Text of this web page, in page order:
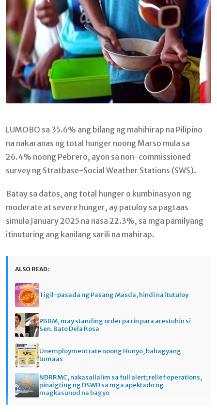
LUMOBO sa 35.6% ang bilang ng mahihirap na Pilipino
na nakaranas ng total hunger noong Marso mula sa
26.4% noong Pebrero, ayon sa non-commissioned
survey ng Stratbase-Social Weather Stations (SWS).
Batay sa datos, ang total hunger o kumbinasyon ng
moderate at severe hunger, ay patuloy sa pagtaas
simula January 2025 na nasa 22.3%, sa mga pamilyang
itinuturing ang kanilang sarili na mahirap.
ALSO READ:
Tigil-pasada ng Pasang Masda, hindi na itutuloy
PBBM, may standing order pa rin para arestuhin si
Sen. Bato Dela Rosa
Unemployment rate noong Hunyo, bahagyang
tumaas
NDRRMC, nakasailalim sa full alert; relief operations,
pinaigting ng DSWD sa mga apektado ng
magkasunod na bagyo